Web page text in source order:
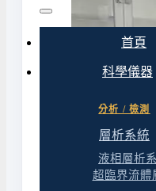
首頁
科學儀器
分析 / 檢測
層析系統
液相層析
超臨界流體